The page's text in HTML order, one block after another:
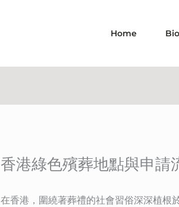
Home
香港綠色殯葬地點與申請
在香港，圍繞著葬禮的社會習俗深深植根